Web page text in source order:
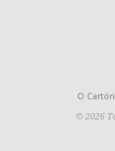
O
© 2026